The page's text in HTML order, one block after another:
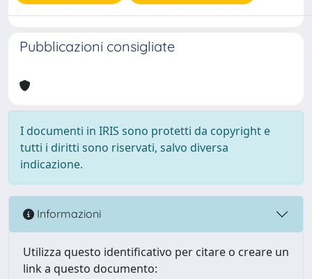
Pubblicazioni consigliate
I documenti in IRIS sono protetti da copyright e
tutti i diritti sono riservati, salvo diversa
indicazione.
Informazioni
Utilizza questo identificativo per citare o creare un
link a questo documento: